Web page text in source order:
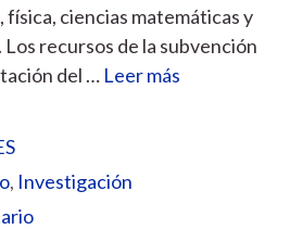
ciencias matemáticas y
recursos de la subvención
del … Leer más
, Investigación